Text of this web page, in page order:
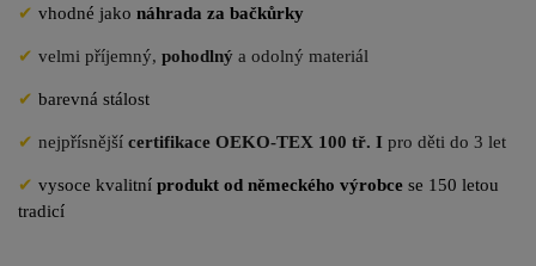
✔ vhodné jako náhrada za bačkůrky
✔ velmi příjemný, pohodlný a odolný materiál
✔ barevná stálost
✔ nejpřísnější certifikace OEKO-TEX 100 tř. I pro děti do 3 let
✔ vysoce kvalitní produkt od německého výrobce se 150 letou
tradicí